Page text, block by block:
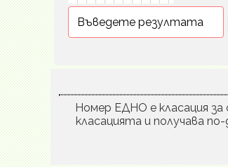
Номер ЕДНО е класация за
класацията и получава